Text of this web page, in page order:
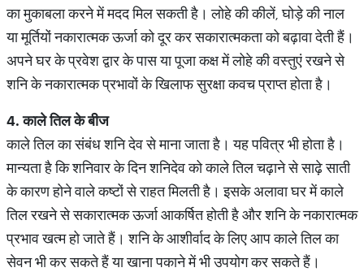
का मुकाबला करने में मदद मिल सकती है। लोहे की कीलें, घोड़े की नाल
या मूर्तियों नकारात्मक ऊर्जा को दूर कर सकारात्मकता को बढ़ावा देती हैं।
अपने घर के प्रवेश द्वार के पास या पूजा कक्ष में लोहे की वस्तुएं रखने से
शनि के नकारात्मक प्रभावों के खिलाफ सुरक्षा कवच प्राप्त होता है।
4.कालेतिलकेबीज
काले तिल का संबंध शनि देव से माना जाता है। यह पवित्र भी होता है।
मान्यता है कि शनिवार के दिन शनिदेव को काले तिल चढ़ाने से साढ़े साती
के कारण होने वाले कष्टों से राहत मिलती है। इसके अलावा घर में काले
तिल रखने से सकारात्मक ऊर्जा आकर्षित होती है और शनि के नकारात्मक
प्रभाव खत्म हो जाते हैं। शनि के आशीर्वाद के लिए आप काले तिल का
सेवन भी कर सकते हैं या खाना पकाने में भी उपयोग कर सकते हैं।